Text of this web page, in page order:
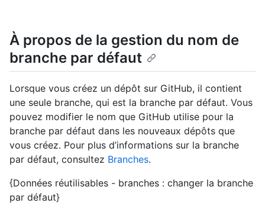
À propos de la gestion du nom de
branche par défaut
Lorsque vous créez un dépôt sur GitHub, il contient
une seule branche, qui est la branche par défaut. Vous
pouvez modifier le nom que GitHub utilise pour la
branche par défaut dans les nouveaux dépôts que
vous créez. Pour plus d’informations sur la branche
par défaut, consultez Branches.
{Données réutilisables - branches : changer la branche
par défaut}